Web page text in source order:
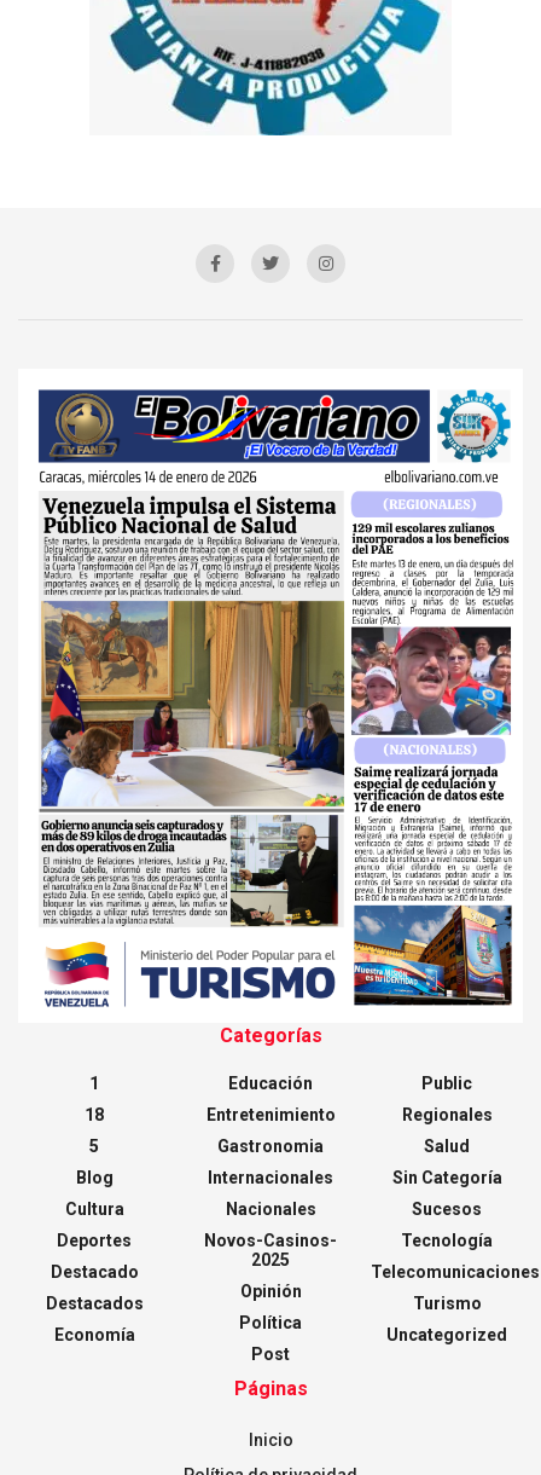
Categorías
1
18
5
Blog
Cultura
Deportes
Destacado
Destacados
Economía
Educación
Entretenimiento
Gastronomia
Internacionales
Nacionales
Novos-Casinos-
2025
Opinión
Política
Post
Public
Regionales
Salud
Sin Categoría
Sucesos
Tecnología
Telecomunicaciones
Turismo
Uncategorized
Páginas
Inicio